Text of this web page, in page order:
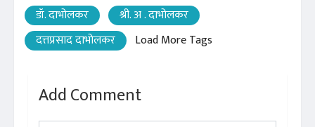
डॉ. दाभोलकर
श्री. अ . दाभोलकर
दत्तप्रसाद दाभोलकर
Load More Tags
Add Comment